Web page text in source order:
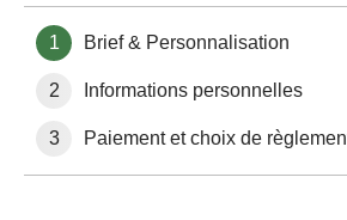
1 Brief & Personnalisation
2 Informations personnelles
3 Paiement et choix de